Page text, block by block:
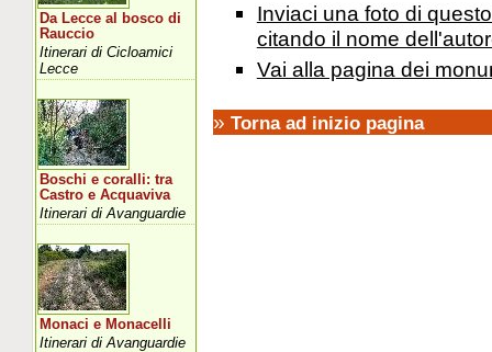
Inviaci una foto di
citando il nome
Vai alla pagina dei
» Torna ad inizio pagina
Da Lecce al bosco di
Rauccio
Itinerari di Cicloamici
Lecce
Boschi e coralli: tra
Castro e Acquaviva
Itinerari di Avanguardie
Monaci e Monacelli
Itinerari di Avanguardie